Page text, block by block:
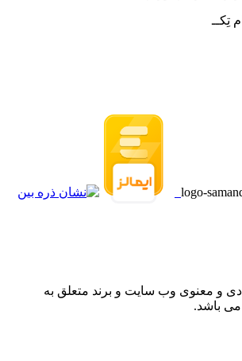
تِکــ
مادی و معنوی وب سایت و برند متعلق به
باشد.